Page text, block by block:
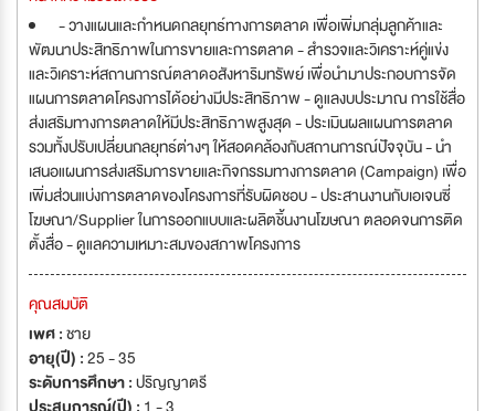
- วางแผนและกำหนดกลยุทธ์ทางการตลาด เพื่อเพิ่มกลุ่มลูกค้าและ
พัฒนาประสิทธิภาพในการขายและการตลาด - สำรวจและวิเคราะห์คู่แข่ง
และวิเคราะห์สถานการณ์ตลาดอสังหาริมทรัพย์ เพื่อนำมาประกอบการจัด
แผนการตลาดโครงการได้อย่างมีประสิทธิภาพ - ดูแลงบประมาณ การใช้สื่อ
ส่งเสริมทางการตลาดให้มีประสิทธิภาพสูงสุด - ประเมินผลแผนการตลาด
รวมทั้งปรับเปลี่ยนกลยุทธ์ต่างๆ ให้สอดคล้องกับสถานการณ์ปัจจุบัน - นำ
เสนอแผนการส่งเสริมการขายและกิจกรรมทางการตลาด (Campaign) เพื่อ
เพิ่มส่วนแบ่งการตลาดของโครงการที่รับผิดชอบ - ประสานงานกับเอเจนซี่
โฆษณา/Supplier ในการออกแบบและผลิตชิ้นงานโฆษณา ตลอดจนการติด
ตั้งสื่อ - ดูแลความเหมาะสมของสภาพโครงการ
คุณสมบัติ
เพศ :ชาย
อายุ(ปี) :25 - 35
ระดับการศึกษา :ปริญญาตรี